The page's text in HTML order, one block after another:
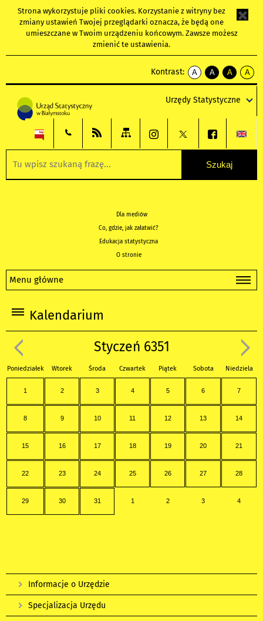
Strona wykorzystuje pliki cookies. Korzystanie z witryny bez
zmiany ustawień Twojej przeglądarki oznacza, że będą one
umieszczane w Twoim urządzeniu końcowym. Zawsze możesz
zmienić te ustawienia.
Kontrast:
A
kontrast
A
kontrast
tekst
czarnym
A
kontrast
tekst
czarnym
A
tekst
żółtym
Urzędy Statystyczne
Dla mediów
Co, gdzie, jak załatwić?
Edukacja statystyczna
O stronie
Menu główne
Kalendarium
Styczeń 6351
Poniedziałek Wtorek Środa Czwartek Piątek Sobota Niedziela
1 2 3 4 5 6 7
8 9 10 11 12 13 14
15 16 17 18 19 20 21
22 23 24 25 26 27 28
29 30 31 1 2 3 4
Informacje o Urzędzie
Specjalizacja Urzędu